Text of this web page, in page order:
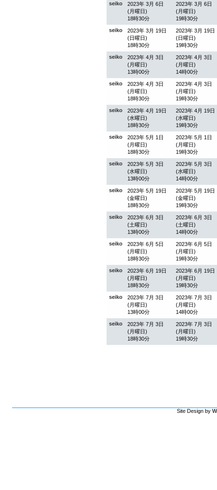
seiko
2023年 3月 6日
(月曜日)
18時30分
2023年 3月 6日
(月曜日)
19時30分
seiko
2023年 3月 19日
(日曜日)
18時30分
2023年 3月 19日
(日曜日)
19時30分
seiko
2023年 4月 3日
(月曜日)
13時00分
2023年 4月 3日
(月曜日)
14時00分
seiko
2023年 4月 3日
(月曜日)
18時30分
2023年 4月 3日
(月曜日)
19時30分
seiko
2023年 4月 19日
(水曜日)
18時30分
2023年 4月 19日
(水曜日)
19時30分
seiko
2023年 5月 1日
(月曜日)
18時30分
2023年 5月 1日
(月曜日)
19時30分
seiko
2023年 5月 3日
(水曜日)
13時00分
2023年 5月 3日
(水曜日)
14時00分
seiko
2023年 5月 19日
(金曜日)
18時30分
2023年 5月 19日
(金曜日)
19時30分
seiko
2023年 6月 3日
(土曜日)
13時00分
2023年 6月 3日
(土曜日)
14時00分
seiko
2023年 6月 5日
(月曜日)
18時30分
2023年 6月 5日
(月曜日)
19時30分
seiko
2023年 6月 19日
(月曜日)
18時30分
2023年 6月 19日
(月曜日)
19時30分
seiko
2023年 7月 3日
(月曜日)
13時00分
2023年 7月 3日
(月曜日)
14時00分
seiko
2023年 7月 3日
(月曜日)
18時30分
2023年 7月 3日
(月曜日)
19時30分
Site Design by